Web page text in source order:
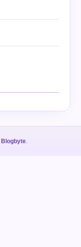
Blogbyte.